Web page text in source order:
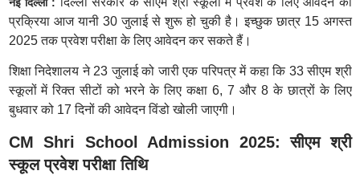
प्रक्रिया आज यानी 30 जुलाई से शुरू हो चुकी है। इच्छुक छात्र 15 अगस्त
2025 तक प्रवेश परीक्षा के लिए आवेदन कर सकते हैं।
शिक्षा निदेशालय ने 23 जुलाई को जारी एक परिपत्र में कहा कि 33 सीएम श्री
स्कूलों में रिक्त सीटों को भरने के लिए कक्षा 6, 7 और 8 के छात्रों के लिए
बुधवार को 17 दिनों की आवेदन विंडो खोली जाएगी।
CM Shri School Admission 2025: सीएम श्री
स्कूल प्रवेश परीक्षा तिथि